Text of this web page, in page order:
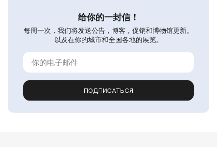
给你的一封信！
每周一次，我们将发送公告，博客，促销和博物馆更新。
以及在你的城市和全国各地的展览。
ПОДПИСАТЬСЯ